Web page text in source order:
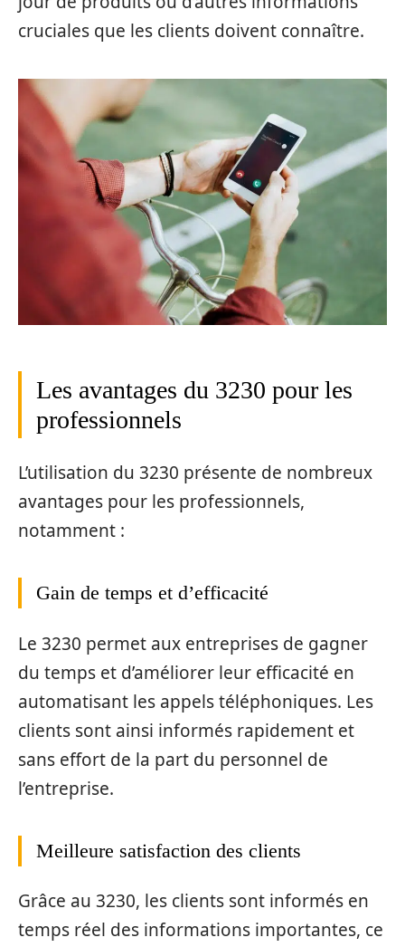
cruciales que les clients doivent connaître.
Les avantages du 3230 pour les
professionnels
L’utilisation du 3230 présente de nombreux
avantages pour les professionnels,
notamment :
Gain de temps et d’efficacité
Le 3230 permet aux entreprises de gagner
du temps et d’améliorer leur efficacité en
automatisant les appels téléphoniques. Les
clients sont ainsi informés rapidement et
sans effort de la part du personnel de
l’entreprise.
Meilleure satisfaction des clients
Grâce au 3230, les clients sont informés en
temps réel des informations importantes, ce